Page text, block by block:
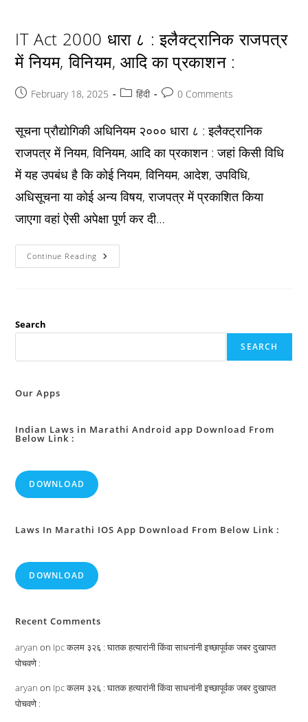
IT Act 2000 धारा ८ : इलैक्ट्रानिक राजपत्र
में नियम, विनियम, आदि का प्रकाशन :
PostFebruary 18, 2025
Postहिंदी
Post0 Comments
सूचना प्रौद्योगिकी अधिनियम २००० धारा ८ : इलैक्ट्रानिक
राजपत्र में नियम, विनियम, आदि का प्रकाशन : जहां किसी विधि
में यह उपबंध है कि कोई नियम, विनियम, आदेश, उपविधि,
अधिसूचना या कोई अन्य विषय, राजपत्र में प्रकाशित किया
जाएगा वहां ऐसी अपेक्षा पूर्ण कर दी…
Continue Reading IT
Act
में
आदि
Search
SEARCH
Our Apps
Indian Laws in Marathi Android app Download From
Below Link :
DOWNLOAD
Laws In Marathi IOS App Download From Below Link :
DOWNLOAD
Recent Comments
aryan on Ipc कलम ३२६ : घातक हत्यारांनी किंवा साधनांनी इच्छापूर्वक जबर दुखापत
पोचवणे :
aryan on Ipc कलम ३२६ : घातक हत्यारांनी किंवा साधनांनी इच्छापूर्वक जबर दुखापत
पोचवणे :